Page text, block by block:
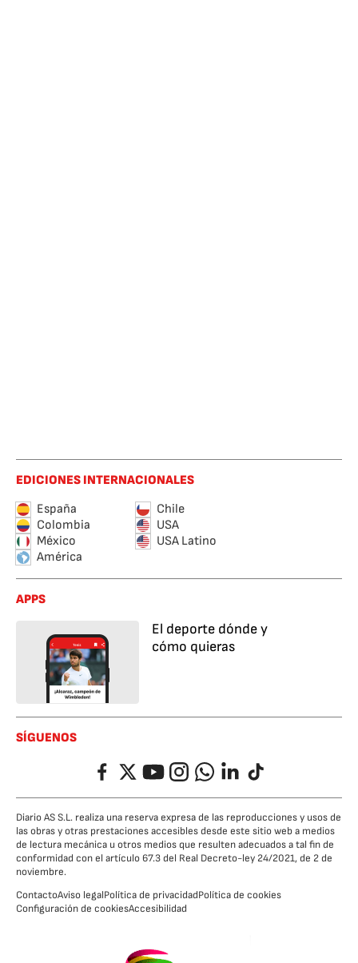
EDICIONES INTERNACIONALES
España
Chile
Colombia
USA
México
USA Latino
América
APPS
El deporte dónde y
cómo quieras
SÍGUENOS
FacebookTwitterYouTubeInstagramWhatsappLinkedIn
TikTok
Diario AS S.L. realiza una reserva expresa de las reproducciones y usos de
las obras y otras prestaciones accesibles desde este sitio web a medios
de lectura mecánica u otros medios que resulten adecuados a tal fin de
conformidad con el artículo 67.3 del Real Decreto-ley 24/2021, de 2 de
noviembre.
ContactoAviso legalPolítica de privacidadPolítica de cookies
Configuración de cookiesAccesibilidad